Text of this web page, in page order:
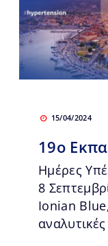
15/04/2024
19o
Ημέρες
8
Ionian